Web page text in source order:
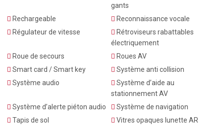
gants
Rechargeable
Reconnaissance vocale
Régulateur de vitesse
Rétroviseurs rabattables
électriquement
Roue de secours
Roues AV
Smart card / Smart key
Système anti collision
Système audio
Système d’aide au
stationnement AV
Système d’alerte piéton audio
Système de navigation
Tapis de sol
Vitres opaques lunette AR